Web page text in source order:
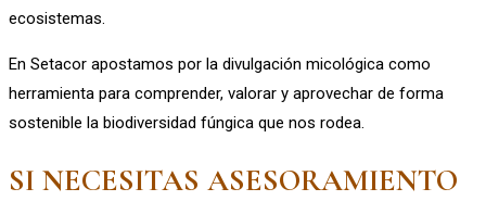
ecosistemas.
En Setacor apostamos por la divulgación micológica como
herramienta para comprender, valorar y aprovechar de forma
sostenible la biodiversidad fúngica que nos rodea.
SI NECESITAS ASESORAMIENTO